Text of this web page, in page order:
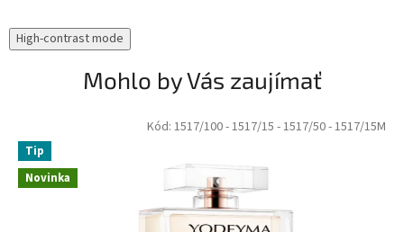
High-contrast mode
Mohlo by Vás zaujímať
Novinka
Tip
Kód: 1517/100- 1517/15 - 1517/50- 1517/15M